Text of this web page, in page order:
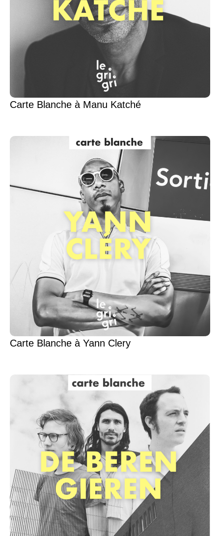
Carte Blanche à Manu Katché
Carte Blanche à Yann Clery